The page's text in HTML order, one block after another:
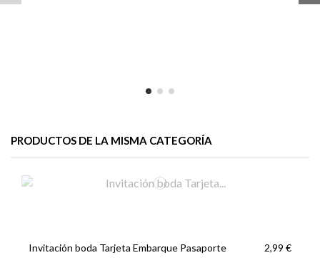
PRODUCTOS DE LA MISMA CATEGORÍA
Invitación boda Tarjeta Embarque Pasaporte 2,99 €